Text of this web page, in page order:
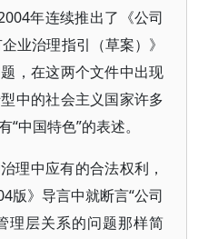
年连续推出了《公司
业治理指引（草案）》
，在这两个文件中出现
中的社会主义国家许多
中国特色”的表述。
理中应有的合法权利，
版》导言中就断言“公司
理层关系的问题那样简